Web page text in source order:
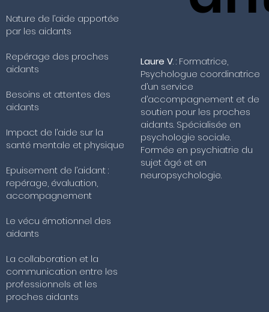
Nature de l’aide apportée
par les aidants
Repérage des proches
aidants
Besoins et attentes des
aidants
Impact de l’aide sur la
santé mentale et physique
Epuisement de l’aidant :
repérage, évaluation,
accompagnement
Le vécu émotionnel des
aidants
La collaboration et la
communication entre les
professionnels et les
proches aidants
Laure V. : Formatrice,
Psychologue coordinatrice
d’un service
d’accompagnement et de
soutien pour les proches
aidants. Spécialisée en
psychologie sociale.
Formée en psychiatrie du
sujet âgé et en
neuropsychologie.